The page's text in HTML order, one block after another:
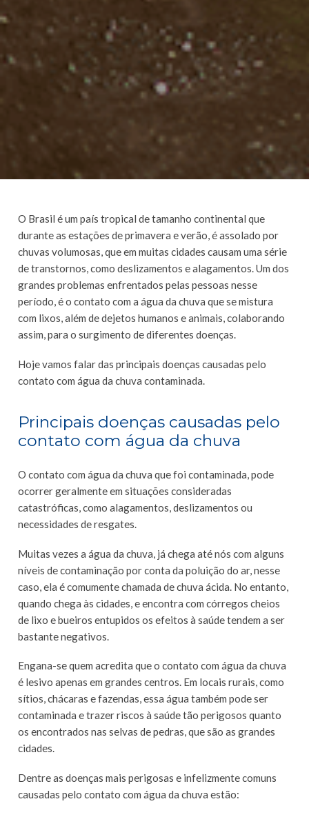
O Brasil é um país tropical de tamanho continental que
durante as estações de primavera e verão, é assolado por
chuvas volumosas, que em muitas cidades causam uma série
de transtornos, como deslizamentos e alagamentos. Um dos
grandes problemas enfrentados pelas pessoas nesse
período, é o contato com a água da chuva que se mistura
com lixos, além de dejetos humanos e animais, colaborando
assim, para o surgimento de diferentes doenças.
Hoje vamos falar das principais doenças causadas pelo
contato com água da chuva contaminada.
Principais doenças causadas pelo
contato com água da chuva
O contato com água da chuva que foi contaminada, pode
ocorrer geralmente em situações consideradas
catastróficas, como alagamentos, deslizamentos ou
necessidades de resgates.
Muitas vezes a água da chuva, já chega até nós com alguns
níveis de contaminação por conta da poluição do ar, nesse
caso, ela é comumente chamada de chuva ácida. No entanto,
quando chega às cidades, e encontra com córregos cheios
de lixo e bueiros entupidos os efeitos à saúde tendem a ser
bastante negativos.
Engana-se quem acredita que o contato com água da chuva
é lesivo apenas em grandes centros. Em locais rurais, como
sítios, chácaras e fazendas, essa água também pode ser
contaminada e trazer riscos à saúde tão perigosos quanto
os encontrados nas selvas de pedras, que são as grandes
cidades.
Dentre as doenças mais perigosas e infelizmente comuns
causadas pelo contato com água da chuva estão: